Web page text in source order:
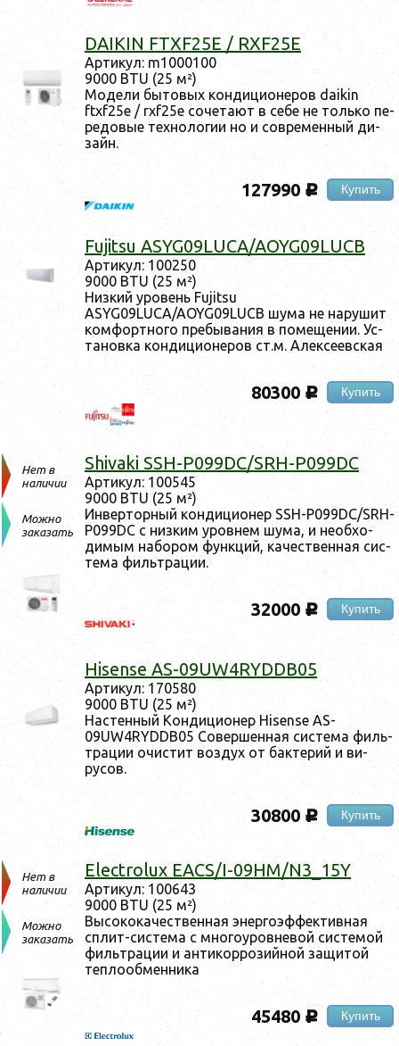
DAIKIN FTXF25E / RXF25E
Ар­ти­кул: m1000100
9000 BTU (25 м²)
Мо­дели бы­товых кон­ди­ци­оне­ров daikin
ftxf25e / rxf25e со­чета­ют в се­бе не толь­ко пе­
редо­вые тех­но­логии но и сов­ре­мен­ный ди­
зайн.
127990 c Купить
Fujitsu ASYG09LUCA/AOYG09LUCB
Ар­ти­кул: 100250
9000 BTU (25 м²)
Низ­кий уро­вень Fujitsu
ASYG09LUCA/AOYG09LUCB шу­ма не на­рушит
ком­фор­тно­го пре­быва­ния в по­меще­нии. Ус­
та­нов­ка кон­ди­ци­оне­ров ст.м. Алек­се­ев­ская
80300 c Купить
Нет в
наличии
Можно
заказать
Shivaki SSH-P099DC/SRH-P099DC
Ар­ти­кул: 100545
9000 BTU (25 м²)
Ин­вертор­ный кон­ди­ци­онер SSH-P099DC/SRH-
P099DC с низ­ким уров­нем шу­ма, и не­об­хо­
димым на­бором фун­кций, ка­чес­твен­ная сис­
те­ма филь­тра­ции.
32000 c Купить
Hisense AS-09UW4RYDDB05
Ар­ти­кул: 170580
9000 BTU (25 м²)
Нас­тенный Кон­ди­ци­онер Hisense AS-
09UW4RYDDB05 Со­вер­шенная сис­те­ма филь­
тра­ции очис­тит воз­дух от бак­те­рий и ви­
русов.
30800 c Купить
Нет в
наличии
Можно
заказать
Electrolux EACS/I-09HM/N3_15Y
Ар­ти­кул: 100643
9000 BTU (25 м²)
Вы­соко­качес­твен­ная энер­го­эф­фектив­ная
сплит-сис­те­ма с мно­го­уров­не­вой сис­те­мой
филь­тра­ции и ан­ти­кор­ро­зий­ной за­щитой
теп­ло­об­менни­ка
45480 c Купить